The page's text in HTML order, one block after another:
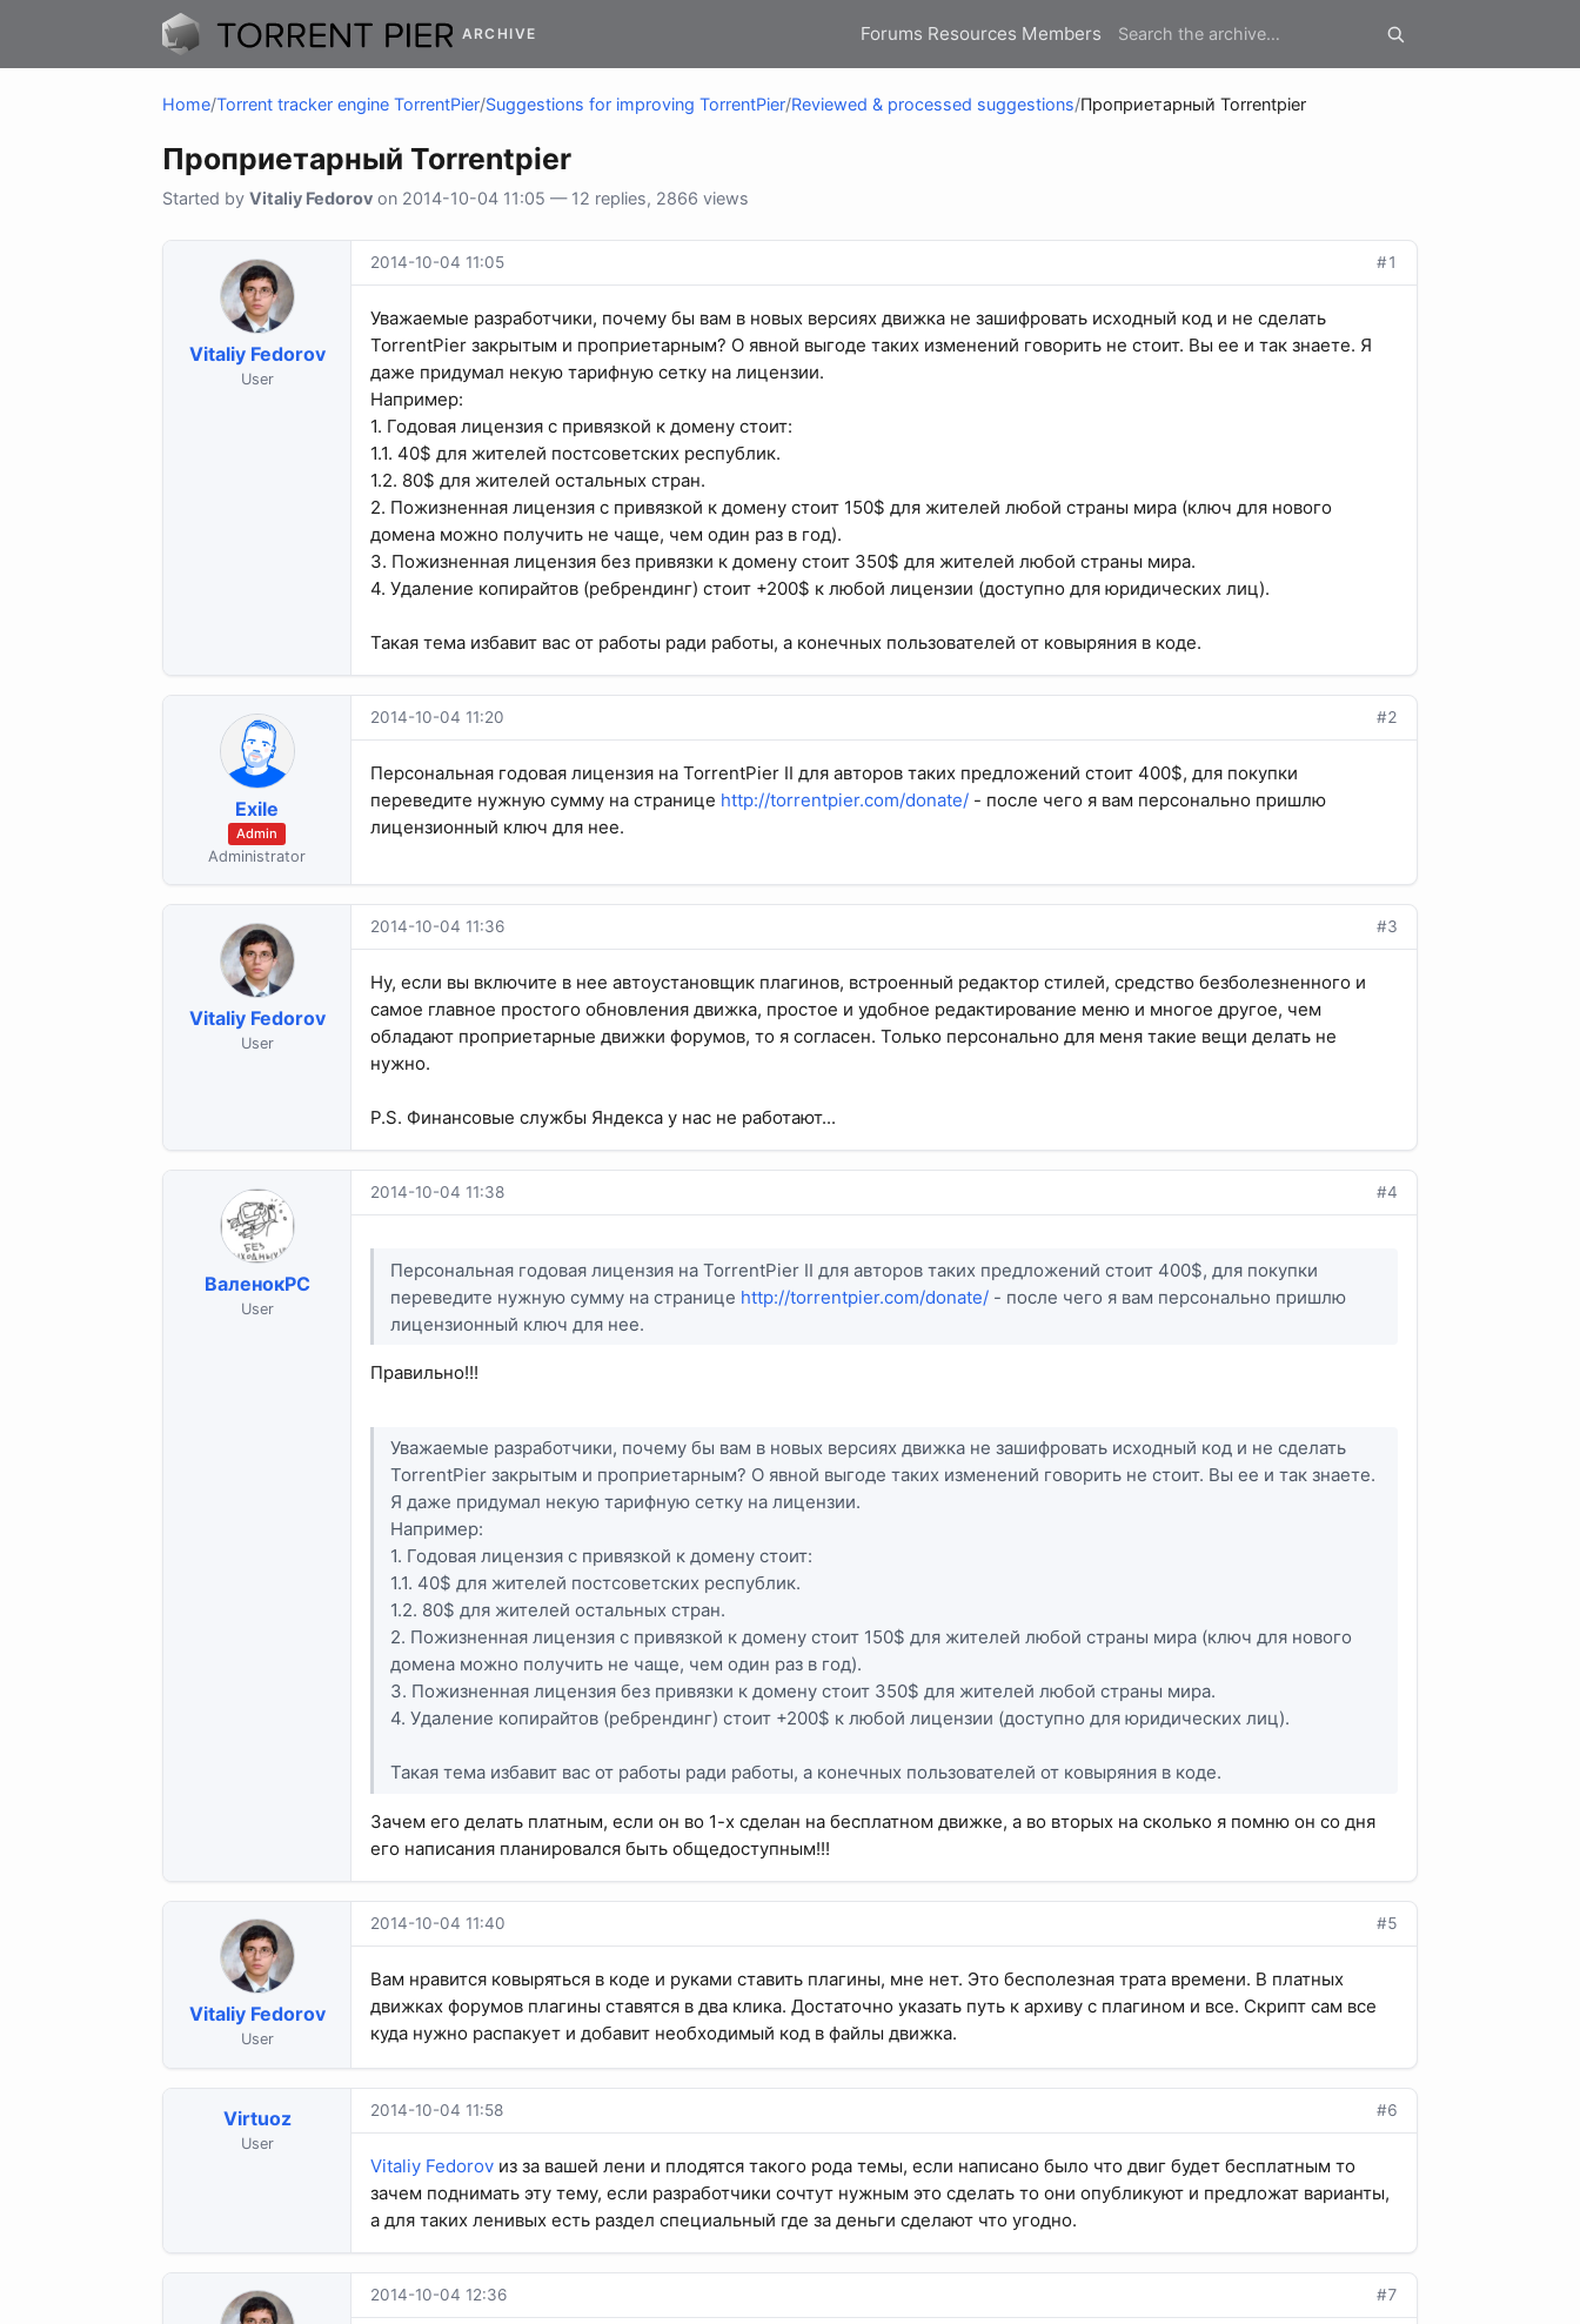
ARCHIVE Forums Resources Members
Home/Torrent tracker engine TorrentPier/Suggestions for improving TorrentPier/Reviewed & processed suggestions/Проприетарный Torrentpier
Проприетарный Torrentpier
Started by Vitaliy Fedorov on 2014-10-04 11:05 — 12 replies, 2866 views
Vitaliy Fedorov
User
2014-10-04 11:05 #1
Уважаемые разработчики, почему бы вам в новых версиях движка не зашифровать исходный код и не сделать
TorrentPier закрытым и проприетарным? О явной выгоде таких изменений говорить не стоит. Вы ее и так знаете. Я
даже придумал некую тарифную сетку на лицензии.
Например:
1. Годовая лицензия с привязкой к домену стоит:
1.1. 40$ для жителей постсоветских республик.
1.2. 80$ для жителей остальных стран.
2. Пожизненная лицензия с привязкой к домену стоит 150$ для жителей любой страны мира (ключ для нового
домена можно получить не чаще, чем один раз в год).
3. Пожизненная лицензия без привязки к домену стоит 350$ для жителей любой страны мира.
4. Удаление копирайтов (ребрендинг) стоит +200$ к любой лицензии (доступно для юридических лиц).
Такая тема избавит вас от работы ради работы, а конечных пользователей от ковыряния в коде.
Exile
Admin
Administrator
2014-10-04 11:20 #2
Персональная годовая лицензия на TorrentPier II для авторов таких предложений стоит 400$, для покупки
переведите нужную сумму на странице http://torrentpier.com/donate/ - после чего я вам персонально пришлю
лицензионный ключ для нее.
Vitaliy Fedorov
User
2014-10-04 11:36 #3
Ну, если вы включите в нее автоустановщик плагинов, встроенный редактор стилей, средство безболезненного и
самое главное простого обновления движка, простое и удобное редактирование меню и многое другое, чем
обладают проприетарные движки форумов, то я согласен. Только персонально для меня такие вещи делать не
нужно.
P.S. Финансовые службы Яндекса у нас не работают...
ВаленокPC
User
2014-10-04 11:38 #4
Персональная годовая лицензия на TorrentPier II для авторов таких предложений стоит 400$, для покупки
переведите нужную сумму на странице http://torrentpier.com/donate/ - после чего я вам персонально пришлю
лицензионный ключ для нее.
Правильно!!!
Уважаемые разработчики, почему бы вам в новых версиях движка не зашифровать исходный код и не сделать
TorrentPier закрытым и проприетарным? О явной выгоде таких изменений говорить не стоит. Вы ее и так знаете.
Я даже придумал некую тарифную сетку на лицензии.
Например:
1. Годовая лицензия с привязкой к домену стоит:
1.1. 40$ для жителей постсоветских республик.
1.2. 80$ для жителей остальных стран.
2. Пожизненная лицензия с привязкой к домену стоит 150$ для жителей любой страны мира (ключ для нового
домена можно получить не чаще, чем один раз в год).
3. Пожизненная лицензия без привязки к домену стоит 350$ для жителей любой страны мира.
4. Удаление копирайтов (ребрендинг) стоит +200$ к любой лицензии (доступно для юридических лиц).
Такая тема избавит вас от работы ради работы, а конечных пользователей от ковыряния в коде.
Зачем его делать платным, если он во 1-х сделан на бесплатном движке, а во вторых на сколько я помню он со дня
его написания планировался быть общедоступным!!!
Vitaliy Fedorov
User
2014-10-04 11:40 #5
Вам нравится ковыряться в коде и руками ставить плагины, мне нет. Это бесполезная трата времени. В платных
движках форумов плагины ставятся в два клика. Достаточно указать путь к архиву с плагином и все. Скрипт сам все
куда нужно распакует и добавит необходимый код в файлы движка.
Virtuoz
User
2014-10-04 11:58 #6
Vitaliy Fedorov из за вашей лени и плодятся такого рода темы, если написано было что двиг будет бесплатным то
зачем поднимать эту тему, если разработчики сочтут нужным это сделать то они опубликуют и предложат варианты,
а для таких ленивых есть раздел специальный где за деньги сделают что угодно.
2014-10-04 12:36 #7